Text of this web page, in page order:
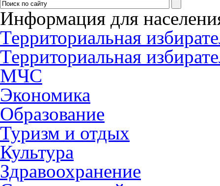
Информация для
Территориальная
Территориальная
МЧС
Экономика
Образование
Туризм и отдых
Культура
Здравоохранение